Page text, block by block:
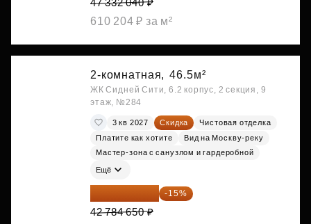
47 332 040 ₽
610 204 ₽ за м²
2-комнатная, 46.5м²
ЖК Сидней Сити, 6.2 корпус, 2 секция, 9
этаж, №284
3 кв 2027 Скидка
Чистовая отделка
Платите как хотите
Вид на Москву-реку
Мастер-зона с санузлом и гардеробной
Ещё
36 366 953 ₽ -15%
42 784 650 ₽